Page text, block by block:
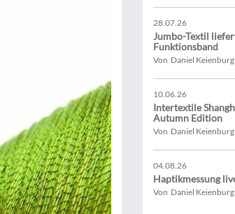
28.07.26
Jumbo-Textil
Funktionsband
Von Daniel Keienburg
10.06.26
Intertextile
Autumn Edition
Von Daniel Keienburg
04.08.26
Haptikmessung
Von Daniel Keienburg